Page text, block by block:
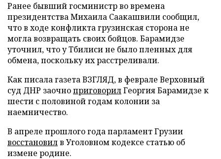
Ранее бывший госминистр во времена
президентства Михаила Саакашвили сообщил,
что в ходе конфликта грузинская сторона не
могла возвращать своих бойцов. Барамидзе
уточнил, что у Тбилиси не было пленных для
обмена, поскольку их расстреливали.
Как писала газета ВЗГЛЯД, в феврале Верховный
суд ДНР заочноприговорилГеоргия Барамидзе к
шести с половиной годам колонии за
наемничество.
В апреле прошлого года парламент Грузии
восстановилв Уголовном кодексе статью об
измене родине.